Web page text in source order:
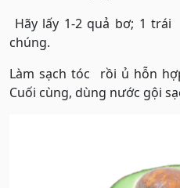
Hãy lấy 1-2 quả bơ; 1
chúng.
Làm sạch tóc rồi ủ hỗn
Cuối cùng, dùng nước gội